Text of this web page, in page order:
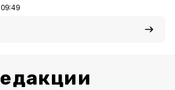
09:49